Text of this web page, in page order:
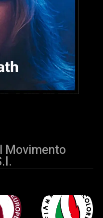
Movimento